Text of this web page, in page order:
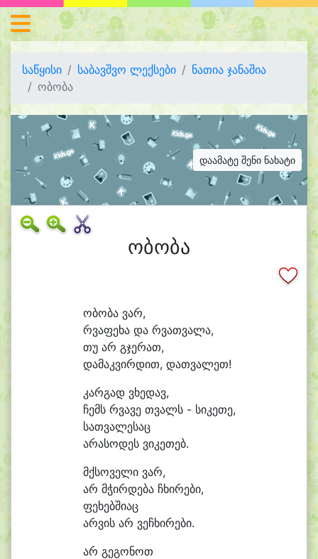
საწყისი საბავშვო ლექსები
ნათია ჯანაშია
ობობა
დაამატე შენი ნახატი
ობობა
ობობა ვარ,
რვაფეხა და რვათვალა,
თუ არ გჯერათ,
დამაკვირდით, დათვალეთ!
კარგად ვხედავ,
ჩემს რვავე თვალს - სიკეთე,
სათვალესაც
არასოდეს ვიკეთებ.
მქსოველი ვარ,
არ მჭირდება ჩხირები,
ფეხებშიაც
არვის არ ვეჩხირები.
არ გეგონოთ